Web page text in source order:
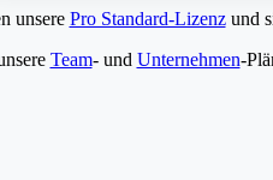
unsere Pro Standard-Lizenzund
Team- und Unternehmen-